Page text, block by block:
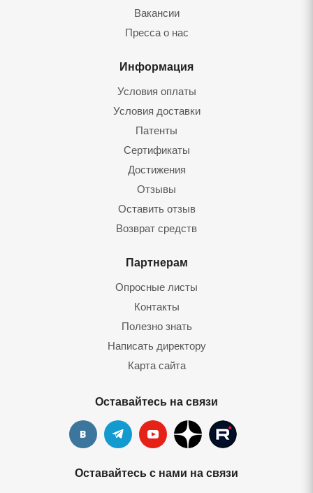
Вакансии
Пресса о нас
Информация
Условия оплаты
Условия доставки
Патенты
Сертификаты
Достижения
Отзывы
Оставить отзыв
Возврат средств
Партнерам
Опросные листы
Контакты
Полезно знать
Написать директору
Карта сайта
Оставайтесь на связи
Оставайтесь с нами на связи